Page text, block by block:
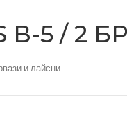
В-5 / 2
и лайсни